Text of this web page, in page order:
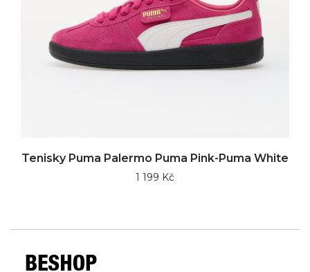
Tenisky Puma Palermo Puma Pink-Puma White
1 199 Kč